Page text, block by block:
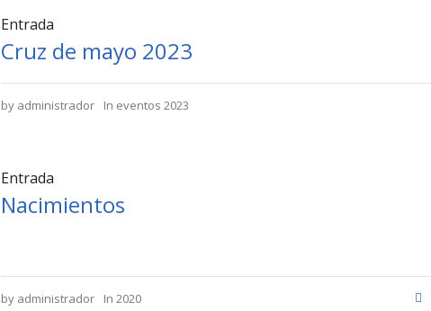
Entrada
Cruz de mayo 2023
by administrador In eventos 2023
Entrada
Nacimientos
by administrador In2020